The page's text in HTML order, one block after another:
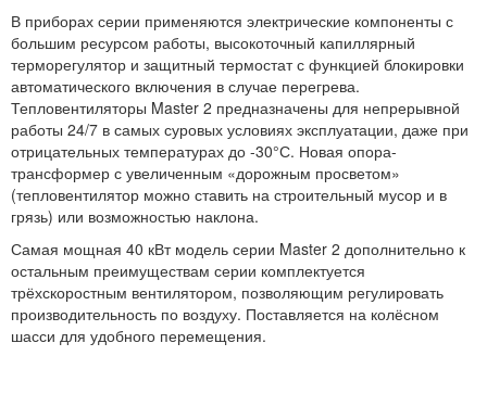
В приборах серии применяются электрические компоненты с
большим ресурсом работы, высокоточный капиллярный
терморегулятор и защитный термостат с функцией блокировки
автоматического включения в случае перегрева.
Тепловентиляторы Master 2 предназначены для непрерывной
работы 24/7 в самых суровых условиях эксплуатации, даже при
отрицательных температурах до -30°С. Новая опора-
трансформер с увеличенным «дорожным просветом»
(тепловентилятор можно ставить на строительный мусор и в
грязь) или возможностью наклона.
Самая мощная 40 кВт модель серии Master 2 дополнительно к
остальным преимуществам серии комплектуется
трёхскоростным вентилятором, позволяющим регулировать
производительность по воздуху. Поставляется на колёсном
шасси для удобного перемещения.